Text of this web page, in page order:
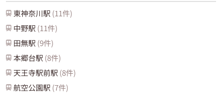
東神奈川駅 (11件)
中野駅 (11件)
田無駅 (9件)
本郷台駅 (8件)
天王寺駅前駅 (8件)
航空公園駅 (7件)